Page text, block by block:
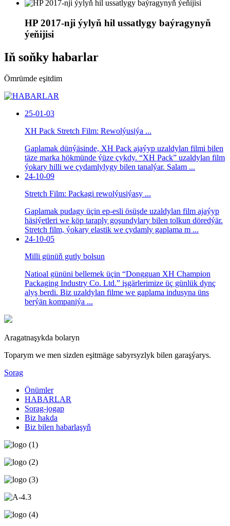
HP 2017-nji ýylyň hil ussatlygy baýragynyň
ýeňijisi
Iň soňky habarlar
Ömrümde eşitdim
25-01-03
XH Pack Stretch Film: Rewolýusiýa ...
Gaplamak dünýäsinde, XH Pack ajaýyp uzaldylan filmi bilen
täze marka hökmünde ýüze çykdy. “XH Pack” uzaldylan film
ýokary hilli we çydamlylygy bilen tanalýar. Salam ...
24-10-09
Stretch Film: Packagi rewolýusiýasy ...
Gaplamak pudagy üçin ep-esli ösüşde uzaldylan film ajaýyp
häsiýetleri we köp taraply goşundylary bilen tolkun döredýär.
Stretch film, ýokary elastik we çydamly gaplama m ...
24-10-05
Milli günüň gutly bolsun
Natioal gününi bellemek üçin “Dongguan XH Champion
Packaging Industry Co. Ltd.” işgärlerimize üç günlük dynç
alyş berdi. Biz uzaldylan filme we gaplama indusyna üns
berýän kompaniýa ...
Aragatnaşykda bolaryn
Toparym we men sizden eşitmäge sabyrsyzlyk bilen garaşýarys.
Sorag
Önümler
HABARLAR
Sorag-jogap
Biz hakda
Biz bilen habarlaşyň